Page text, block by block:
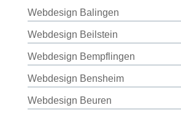
Webdesign Balingen
Webdesign Beilstein
Webdesign Bempflingen
Webdesign Bensheim
Webdesign Beuren